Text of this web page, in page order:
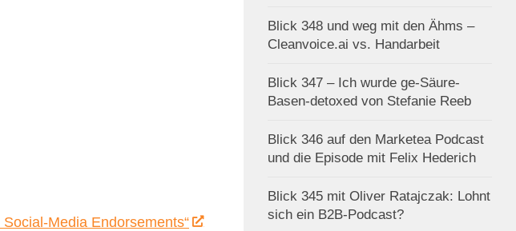
Media Endorsements“
Blick 348 und weg mit den Ähms –
Cleanvoice.ai vs. Handarbeit
Blick 347 – Ich wurde ge-Säure-
Basen-detoxed von Stefanie Reeb
Blick 346 auf den Marketea Podcast
und die Episode mit Felix Hederich
Blick 345 mit Oliver Ratajczak: Lohnt
sich ein B2B-Podcast?